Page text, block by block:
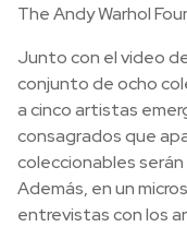
The Andy Warhol
Junto con el video
conjunto de ocho
a cinco artistas
consagrados que
coleccionables serán
Además, en un
entrevistas con los